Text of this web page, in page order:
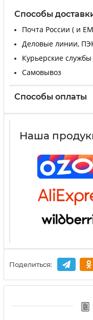
Способы
Почта России ( и
Деловые линии,
Курьерские
Самовывоз
Способы оплаты
Наша
Поделиться: